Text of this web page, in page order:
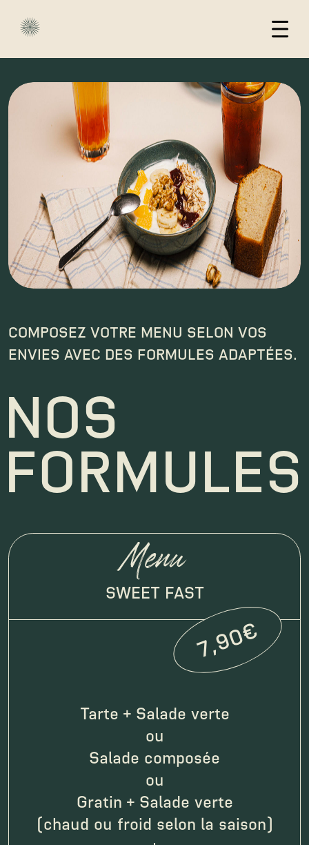
CONTACT
COMPOSEZ VOTRE MENU SELON VOS
ENVIES AVEC DES FORMULES ADAPTÉES.
NOS
FORMULES
Menu
SWEET FAST
7,90€
Tarte + Salade verte
ou
Salade composée
ou
Gratin + Salade verte
(chaud ou froid selon la saison)